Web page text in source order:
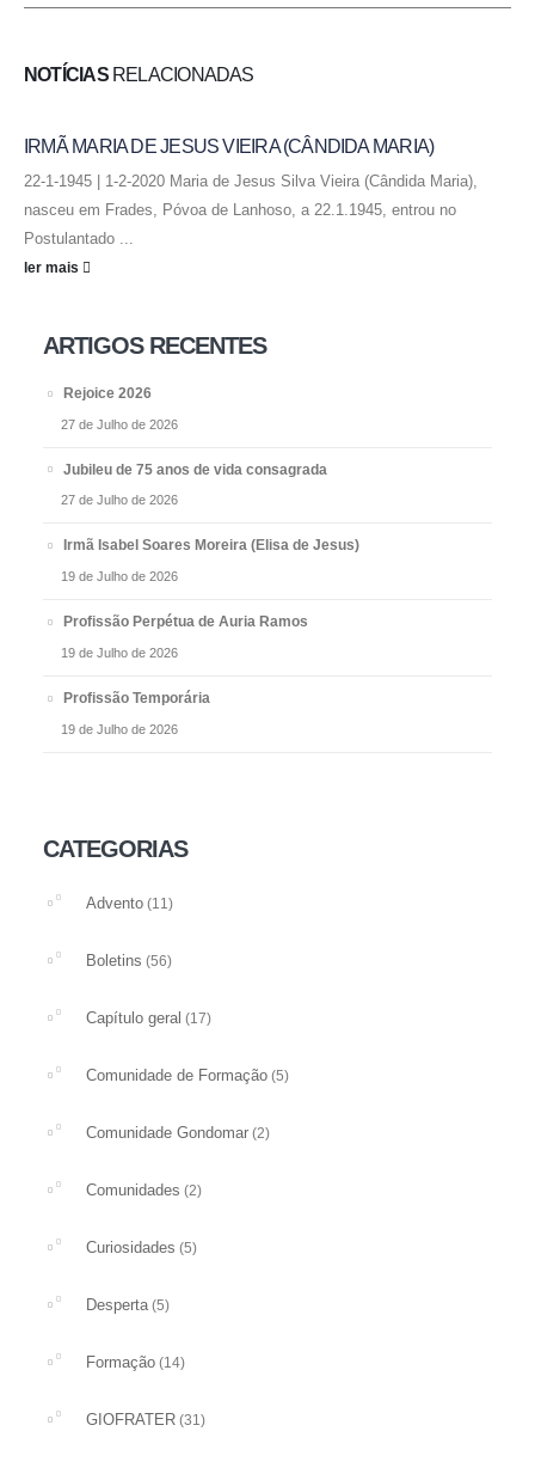
NOTÍCIASRELACIONADAS
IRMÃ MARIA DE JESUS VIEIRA (CÂNDIDA MARIA)
22-1-1945 | 1-2-2020 Maria de Jesus Silva Vieira (Cândida Maria),
nasceu em Frades, Póvoa de Lanhoso, a 22.1.1945, entrou no
Postulantado ...
ler mais
ARTIGOS RECENTES
Rejoice 2026
27 de Julho de 2026
Jubileu de 75 anos de vida consagrada
27 de Julho de 2026
Irmã Isabel Soares Moreira (Elisa de Jesus)
19 de Julho de 2026
Profissão Perpétua de Auria Ramos
19 de Julho de 2026
Profissão Temporária
19 de Julho de 2026
CATEGORIAS
Advento (11)
Boletins (56)
Capítulo geral (17)
Comunidade de Formação (5)
Comunidade Gondomar (2)
Comunidades (2)
Curiosidades (5)
Desperta (5)
Formação (14)
GIOFRATER (31)